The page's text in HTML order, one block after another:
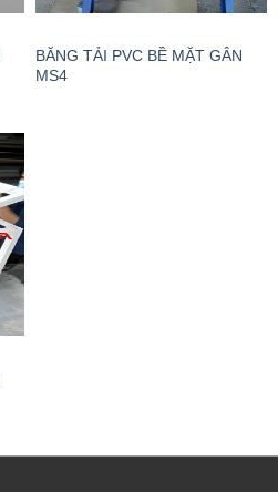
BĂNG TẢI PVC BỀ MẶT GÂN
MS4